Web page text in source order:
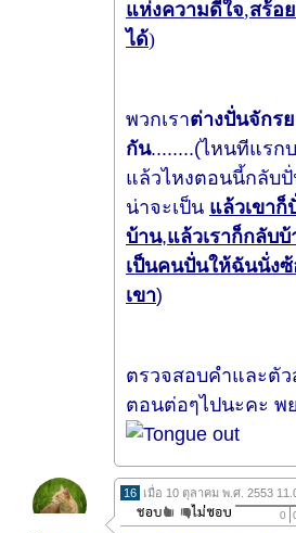
แห่งความดีใจ,สร้อ
ได้)
พวกเราต่างปั่นจักร
กัน........(ไหนทีแรก
แล้วไหงตอนนี้กลับ
น่าจะเป็น แล้วเขา
บ้าน,แล้วเราก็กลับ
เป็นคนปั่นให้ฉันนั่ง
เขา)
ตรวจสอบคำและตั
ตอนต่อๆไปนะคะ พ
16 เมื่อ 10 ตุลาคม พ.ศ. 2553
0